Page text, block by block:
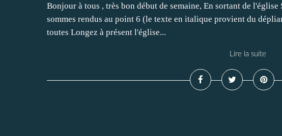
Bonjour à tous , très bon début de semaine, En sortant de
sommes rendus au point 6 (le texte en italique provient du
toutes Longez à présent l'église...
Lire la suite